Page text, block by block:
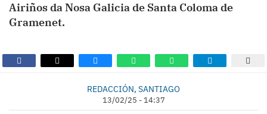
Airiños da Nosa Galicia de Santa Coloma de
Gramenet.
REDACCIÓN, SANTIAGO
13/02/25 - 14:37